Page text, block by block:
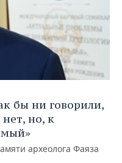
бы ни говорили,
но, к
археолога Фаяза